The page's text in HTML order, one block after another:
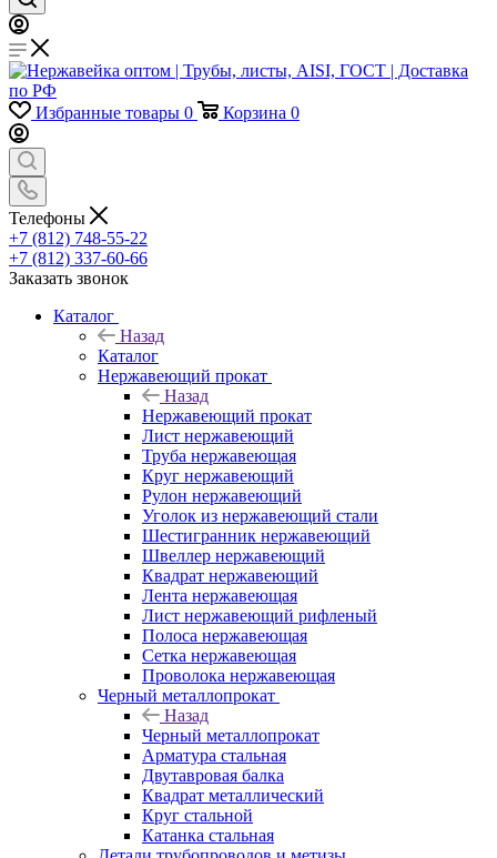
Избранные товары 0 Корзина 0
Телефоны
+7 (812) 748-55-22
+7 (812) 337-60-66
Заказать звонок
Каталог
Назад
Каталог
Нержавеющий прокат
Назад
Нержавеющий прокат
Лист нержавеющий
Труба нержавеющая
Круг нержавеющий
Рулон нержавеющий
Уголок из нержавеющий стали
Шестигранник нержавеющий
Швеллер нержавеющий
Квадрат нержавеющий
Лента нержавеющая
Лист нержавеющий рифленый
Полоса нержавеющая
Сетка нержавеющая
Проволока нержавеющая
Черный металлопрокат
Назад
Черный металлопрокат
Арматура стальная
Двутавровая балка
Квадрат металлический
Круг стальной
Катанка стальная